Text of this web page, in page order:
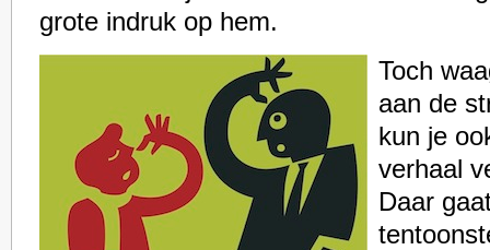
grote indruk op hem.
Toch
aan de
kun je
verhaal
Daar